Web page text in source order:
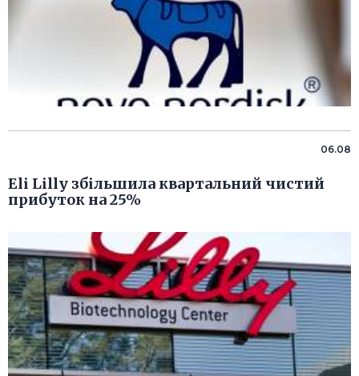
06.08
Eli Lilly збільшила квартальний чистий
прибуток на 25%